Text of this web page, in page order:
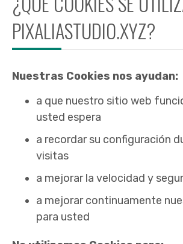
PIXALIASTUDIO.XYZ?
Nuestras Cookies nos ayudan:
a que nuestro sitio web
usted espera
a recordar su configuración
visitas
a mejorar la velocidad y
a mejorar continuamente
para usted